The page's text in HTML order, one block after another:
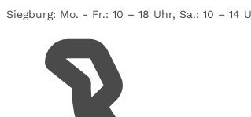
Siegburg: Mo. - Fr.: 10 – 18 Uhr, Sa.: 10 – 14